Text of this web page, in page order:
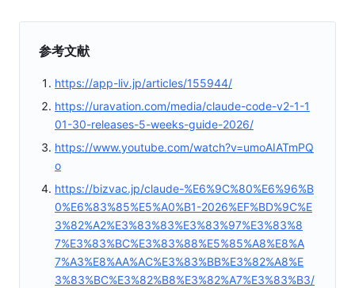
参考文献
https://app-liv.jp/articles/155944/
https://uravation.com/media/claude-code-v2-1-1
01-30-releases-5-weeks-guide-2026/
https://www.youtube.com/watch?v=umoAIATmPQ
o
https://bizvac.jp/claude-%E6%9C%80%E6%96%B
0%E6%83%85%E5%A0%B1-2026%EF%BD%9C%E
3%82%A2%E3%83%83%E3%83%97%E3%83%8
7%E3%83%BC%E3%83%88%E5%85%A8%E8%A
7%A3%E8%AA%AC%E3%83%BB%E3%82%A8%E
3%83%BC%E3%82%B8%E3%82%A7%E3%83%B3/